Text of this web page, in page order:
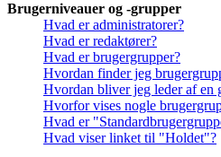
Brugerniveauer og -grupper
Hvad er administratorer?
Hvad er redaktører?
Hvad er brugergrupper?
Hvordan finder jeg
Hvordan bliver jeg leder af en
Hvorfor vises nogle
Hvad er
Hvad viser linket til "Holdet"?